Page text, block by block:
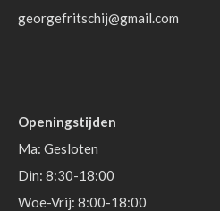
georgefritschij@gmail.com
Openingstijden
Ma: Gesloten
Din: 8:30-18:00
Woe-Vrij: 8:00-18:00